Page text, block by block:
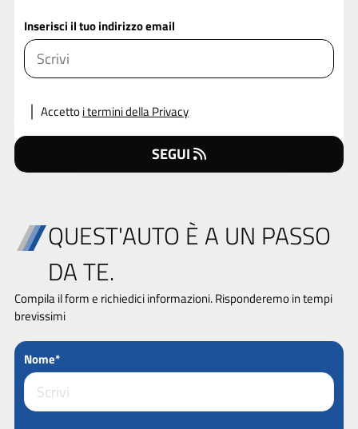
Inserisci il tuo indirizzo email
Accettoi termini della Privacy
SEGUI
QUEST'AUTO È A UN PASSO
DA TE.
Compila il form e richiedici informazioni. Risponderemo in tempi
brevissimi
Nome*